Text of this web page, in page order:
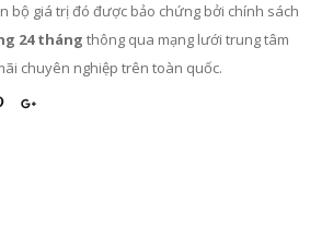
bộ giá trị đó được bảo chứng bởi chính sách
24 tháng thông qua mạng lưới trung tâm
chuyên nghiệp trên toàn quốc.